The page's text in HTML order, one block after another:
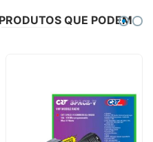
QUE PODEM